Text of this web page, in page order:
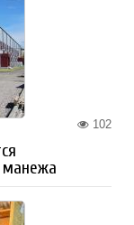
102
манежа